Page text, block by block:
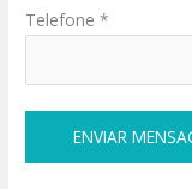
Telefone *